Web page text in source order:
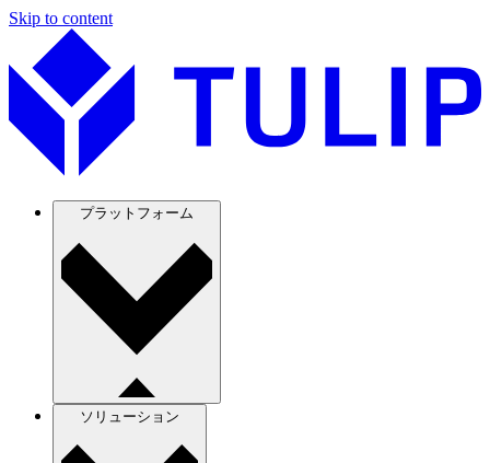
Skip to content
プラットフォーム
ソリューション